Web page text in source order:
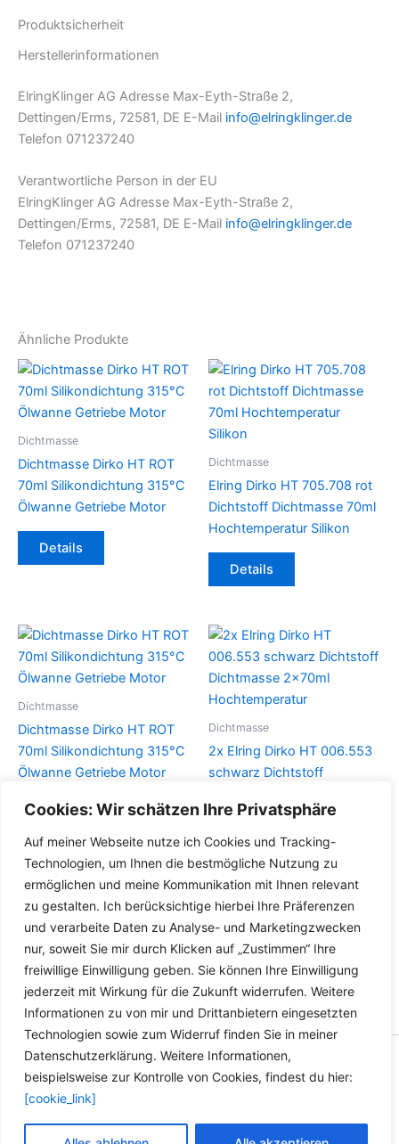
Cookies: Wir schätzen Ihre Privatsphäre
Auf meiner Webseite nutze ich Cookies und Tracking-
Technologien, um Ihnen die bestmögliche Nutzung zu
ermöglichen und meine Kommunikation mit Ihnen relevant
zu gestalten. Ich berücksichtige hierbei Ihre Präferenzen
und verarbeite Daten zu Analyse- und Marketingzwecken
nur, soweit Sie mir durch Klicken auf „Zustimmen“ Ihre
freiwillige Einwilligung geben. Sie können Ihre Einwilligung
jederzeit mit Wirkung für die Zukunft widerrufen. Weitere
Informationen zu von mir und Drittanbietern eingesetzten
Technologien sowie zum Widerruf finden Sie in meiner
Datenschutzerklärung. Weitere Informationen,
beispielsweise zur Kontrolle von Cookies, findest du hier:
[cookie_link]
Produktsicherheit
Herstellerinformationen
ElringKlinger AG Adresse Max-Eyth-Straße 2,
Dettingen/Erms, 72581, DE E-Mail info@elringklinger.de
Telefon 071237240
Verantwortliche Person in der EU
ElringKlinger AG Adresse Max-Eyth-Straße 2,
Dettingen/Erms, 72581, DE E-Mail info@elringklinger.de
Telefon 071237240
Ähnliche Produkte
Dichtmasse
Dichtmasse Dirko HT ROT
70ml Silikondichtung 315°C
Ölwanne Getriebe Motor
Details
Dichtmasse
Elring Dirko HT 705.708 rot
Dichtstoff Dichtmasse 70ml
Hochtemperatur Silikon
Details
Dichtmasse
Dichtmasse Dirko HT ROT
70ml Silikondichtung 315°C
Ölwanne Getriebe Motor
Details
Dichtmasse
2x Elring Dirko HT 006.553
schwarz Dichtstoff
Hochtemperatur
Details
Copyright © 2026 Versandhandel für Fahrzeugteile, Ersatzteile
für: SMART BMW VW - Zubehör für Werkstätten.